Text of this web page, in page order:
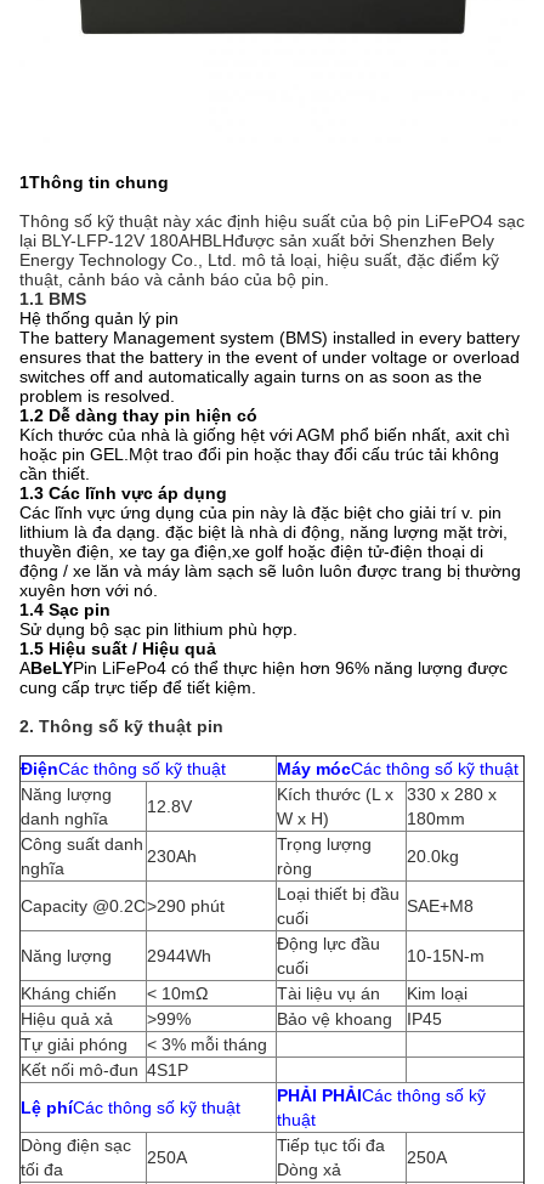
1Thông tin chung
Thông số kỹ thuật này xác định hiệu suất của bộ pin LiFePO4 sạc
lại BLY-LFP-12V 180AHBLHđược sản xuất bởi Shenzhen Bely
Energy Technology Co., Ltd. mô tả loại, hiệu suất, đặc điểm kỹ
thuật, cảnh báo và cảnh báo của bộ pin.
1.1 BMS
Hệ thống quản lý pin
The battery Management system (BMS) installed in every battery
ensures that the battery in the event of under voltage or overload
switches off and automatically again turns on as soon as the
problem is resolved.
1.2 Dễ dàng thay pin hiện có
Kích thước của nhà là giống hệt với AGM phổ biến nhất, axit chì
hoặc pin GEL.Một trao đổi pin hoặc thay đổi cấu trúc tải không
cần thiết.
1.3 Các lĩnh vực áp dụng
Các lĩnh vực ứng dụng của pin này là đặc biệt cho giải trí v. pin
lithium là đa dạng. đặc biệt là nhà di động, năng lượng mặt trời,
thuyền điện, xe tay ga điện,xe golf hoặc điện tử-điện thoại di
động / xe lăn và máy làm sạch sẽ luôn luôn được trang bị thường
xuyên hơn với nó.
1.4 Sạc pin
Sử dụng bộ sạc pin lithium phù hợp.
1.5 Hiệu suất / Hiệu quả
ABeLYPin LiFePo4 có thể thực hiện hơn 96% năng lượng được
cung cấp trực tiếp để tiết kiệm.
2. Thông số kỹ thuật pin
ĐiệnCác thông số kỹ thuật Máy mócCác thông số kỹ thuật
Năng lượng
danh nghĩa
12.8V
Kích thước (L x
W x H)
330 x 280 x
180mm
Công suất danh
nghĩa
230Ah
Trọng lượng
ròng
20.0kg
Capacity @0.2C>290 phút
Loại thiết bị đầu
cuối
SAE+M8
Năng lượng 2944Wh
Động lực đầu
cuối
10-15N-m
Kháng chiến
< 10mΩ Tài liệu vụ án
Kim loại
Hiệu quả xả
>99% Bảo vệ khoang
IP45
Tự giải phóng
< 3% mỗi tháng
Kết nối mô-đun 4S1P
Lệ phíCác thông số kỹ thuật
PHẢI PHẢICác thông số kỹ
thuật
Dòng điện sạc
tối đa
250A
Tiếp tục tối đa
Dòng xả
250A